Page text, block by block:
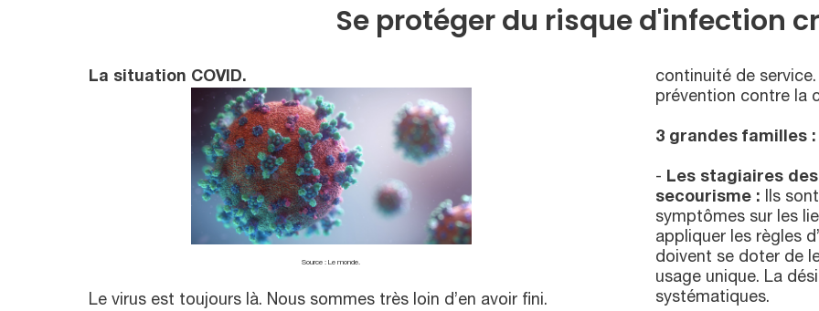
Se protéger du risque d'infection
La situation COVID.
Source : Le monde.
Le virus est toujours là. Nous sommes très loin d’en avoir fini.
continuité de
prévention contre la
3 grandes familles :
- Les stagiaires
secourisme : Ils
symptômes sur les
appliquer les règles
doivent se doter de
usage unique. La
systématiques.